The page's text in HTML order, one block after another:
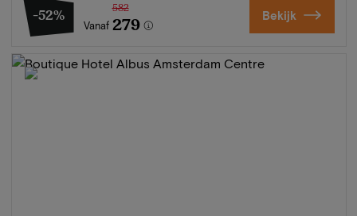
-52%
Vanaf
582
279 Bekijk